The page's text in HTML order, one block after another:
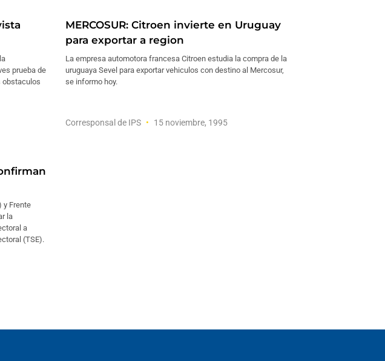
prueba de
obstaculos
MERCOSUR: Citroen invierte en Uruguay
para exportar a region
La empresa automotora francesa Citroen estudia la compra de la
uruguaya Sevel para exportar vehiculos con destino al Mercosur,
se informo hoy.
Corresponsal de IPS 15 noviembre, 1995
y Frente
la
a
(TSE).